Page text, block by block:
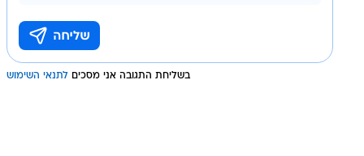
בשליחת התגובה אני מסכים לתנאי השימוש